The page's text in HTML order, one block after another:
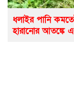
ধলাইর পানি
হারানোর আতঙ্কে